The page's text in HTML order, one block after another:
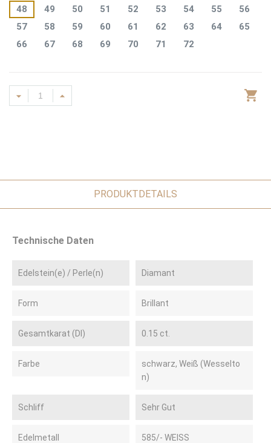
48
49 50 51 52 53 54 55
56
57
58 59 60 61 62 63 64
65
66
67 68 69 70 71 72
PRODUKTDETAILS
Technische Daten
Edelstein(e) / Perle(n) Diamant
Form Brillant
Gesamtkarat (DI) 0.15 ct.
Farbe
schwarz, Weiß (Wesselto
n)
Schliff Sehr Gut
Edelmetall 585/- WEISS